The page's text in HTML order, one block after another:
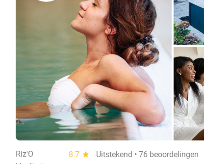
Riz'O 8.7 star
Uitstekend • 76 beoordelingen